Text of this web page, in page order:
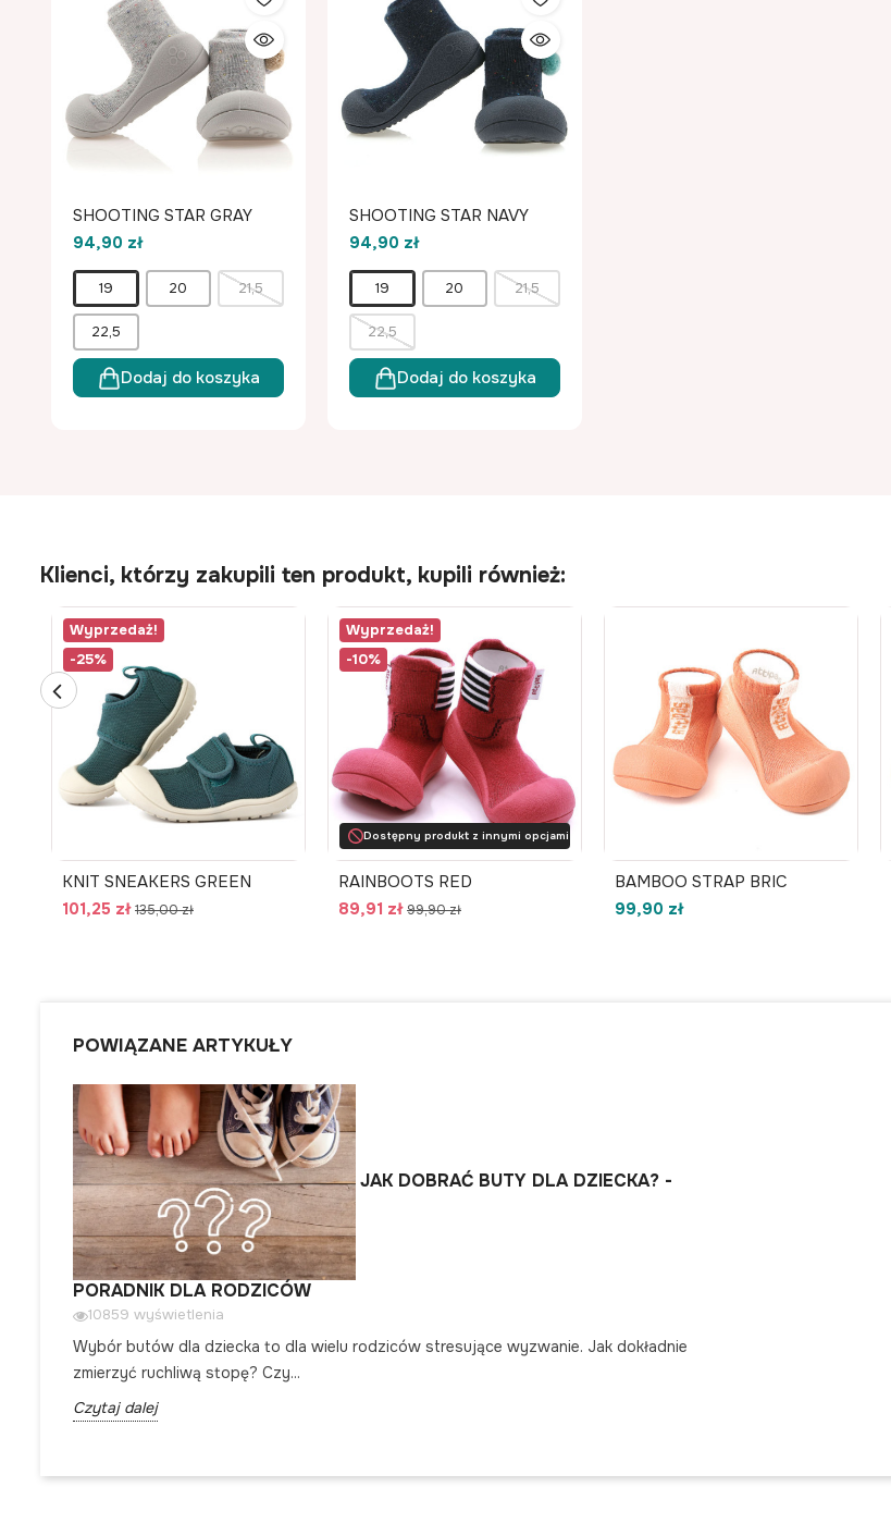
SHOOTING STAR GRAY
94,90 zł
19 20 21,5
22,5
Dodaj do koszyka
SHOOTING STAR NAVY
94,90 zł
19 20 21,5
22,5
Dodaj do koszyka
Klienci, którzy zakupili ten produkt, kupili również:
Wyprzedaż!
-25%
KNIT SNEAKERS GREEN
101,25 zł135,00 zł
Wyprzedaż!
-10%
Dostępny produkt z innymi opcjami
RAINBOOTS RED
89,91 zł99,90 zł
BAMBOO STRAP BRIC
99,90 zł
POWIĄZANE ARTYKUŁY
JAK DOBRAĆ BUTY DLA DZIECKA? -
PORADNIK DLA RODZICÓW
10859 wyświetlenia
Wybór butów dla dziecka to dla wielu rodziców stresujące wyzwanie. Jak dokładnie
zmierzyć ruchliwą stopę? Czy...
Czytaj dalej